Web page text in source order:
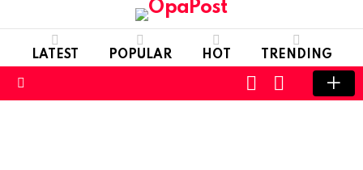
LATEST POPULAR HOT TRENDING
SWITCH
SKIN
LOGIN